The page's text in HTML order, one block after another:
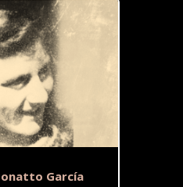
García